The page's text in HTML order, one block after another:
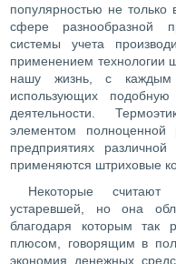
популярностью не только
сфере разнообразной
системы учета
применением технологии
нашу жизнь, с каждым
использующих
деятельности.
элементом полноценной
предприятиях
применяются штриховые
Некоторые считают
устаревшей, но она
благодаря которым так
плюсом, говорящим в
экономия денежных